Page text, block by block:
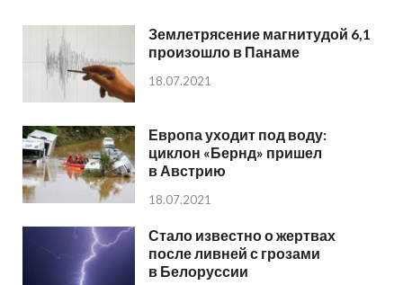
Землетрясение магнитудой 6,1
произошло в Панаме
18.07.2021
Европа уходит под воду:
циклон «Бернд» пришел
в Австрию
18.07.2021
Стало известно о жертвах
после ливней с грозами
в Белоруссии